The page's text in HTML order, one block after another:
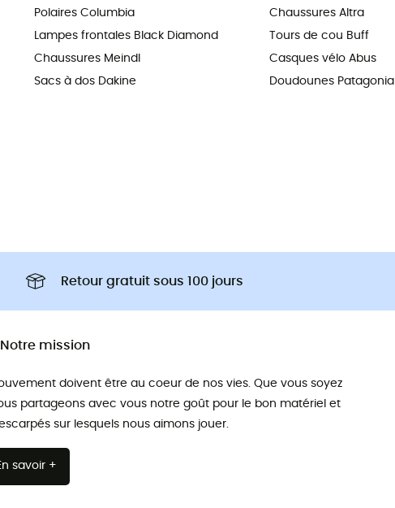
Polaires Columbia
Lampes frontales Black Diamond
Chaussures Meindl
Sacs à dos Dakine
Chaussures Altra
Tours de cou Buff
Casques vélo Abus
Doudounes Patagonia
Retour gratuit sous 100 jours
Notre mission
doivent être au coeur de nos vies. Que vous soyez
partageons avec vous notre goût pour le bon matériel et
sur lesquels nous aimons jouer.
savoir +